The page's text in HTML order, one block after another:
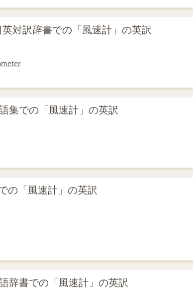
英対訳辞書での「風速計」の英訳
集での「風速計」の英訳
の「風速計」の英訳
辞書での「風速計」の英訳